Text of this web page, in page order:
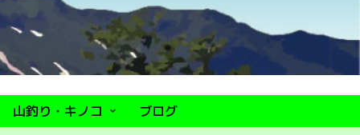
山釣り・キノコ ブログ